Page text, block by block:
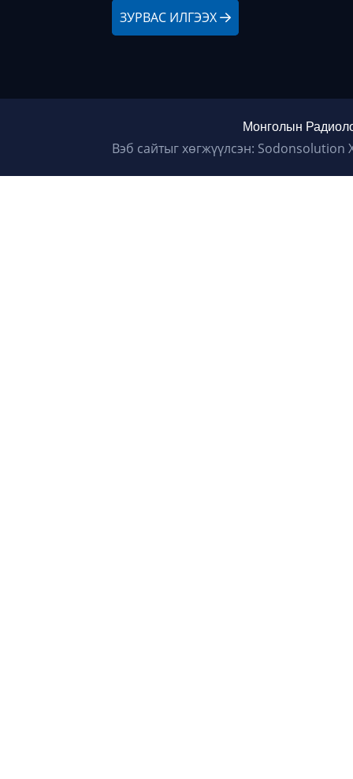
ЗУРВАС ИЛГЭЭХ
Монголын
Вэб сайтыг хөгжүүлсэн: Sodonsolution